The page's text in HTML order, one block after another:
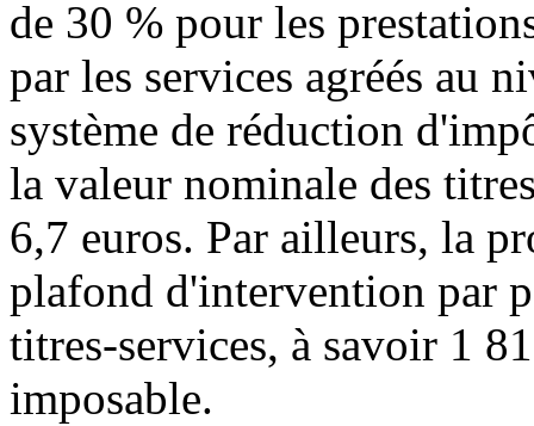
de 30 % pour les
par les services agréés au
système de réduction
la valeur nominale des
6,7 euros. Par ailleurs, la
plafond d'intervention par
titres-services, à savoir 1
imposable.